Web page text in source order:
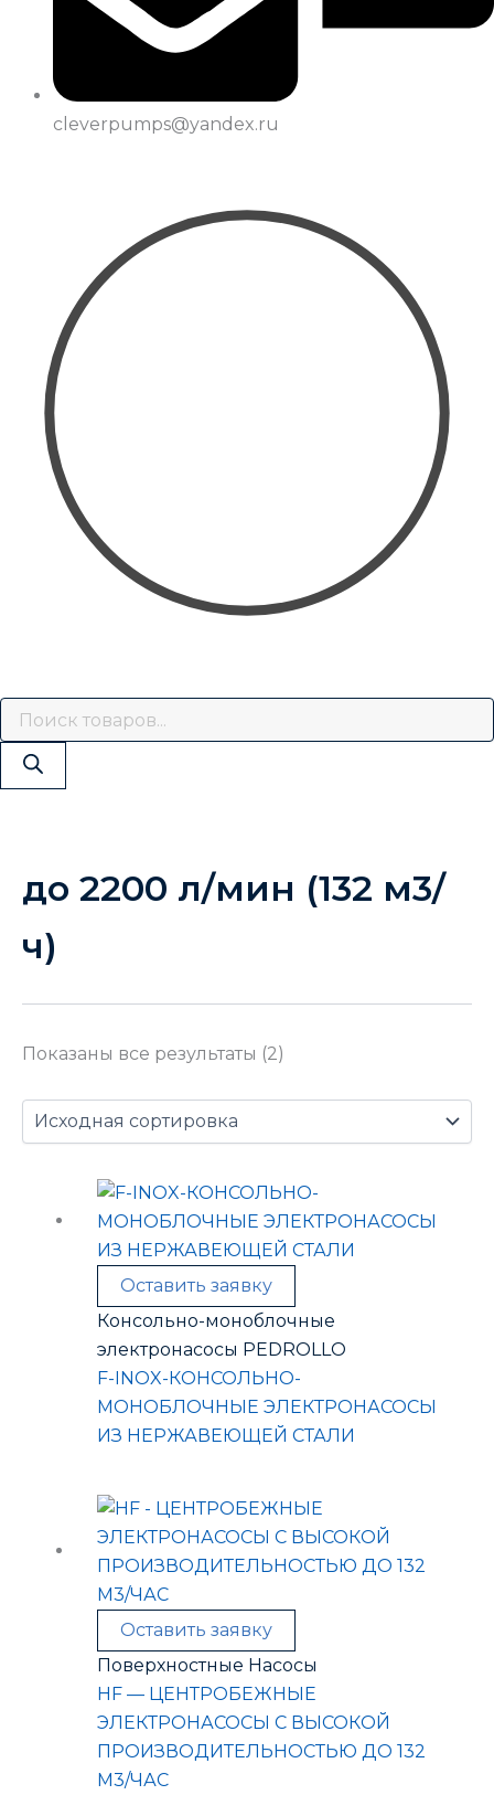
cleverpumps@yandex.ru
до 2200 л/мин (132 м3/
ч)
Показаны все результаты (2)
Оставить заявку
Консольно-моноблочные
электронасосы PEDROLLO
F-INOX-КОНСОЛЬНО-
МОНОБЛОЧНЫЕ ЭЛЕКТРОНАСОСЫ
ИЗ НЕРЖАВЕЮЩЕЙ СТАЛИ
Оставить заявку
Поверхностные Насосы
HF — ЦЕНТРОБЕЖНЫЕ
ЭЛЕКТРОНАСОСЫ С ВЫСОКОЙ
ПРОИЗВОДИТЕЛЬНОСТЬЮ ДО 132
М3/ЧАС